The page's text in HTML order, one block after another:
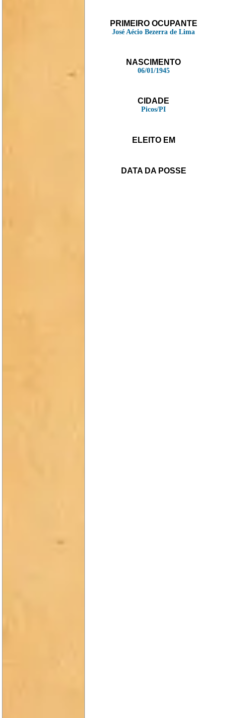
PRIMEIRO OCUPANTE
José Aécio Bezerra de Lima
NASCIMENTO
06/01/1945
CIDADE
Picos/PI
ELEITO EM
DATA DA POSSE